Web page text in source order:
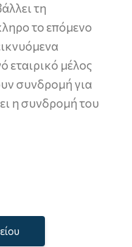
τη
το επόμενο
μέλος
συνδρομή για
η συνδρομή του